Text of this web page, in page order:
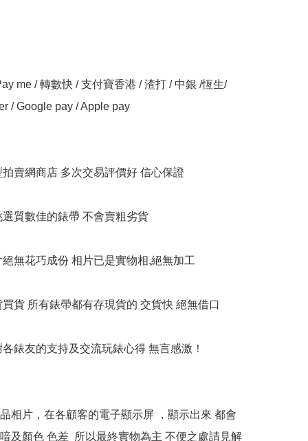
me / 轉數快 / 支付寶香港 / 渣打 / 中銀 /恆生/
/ Google pay / Apple pay
拍賣網商店 多次交易評價好 信心保證
選質數佳的錶帶 不會賣粗劣貨
無花巧成份 相片已是實物相,絕無加工
貨 所有錶帶都有存現貨的 交貨快 絕無借口
錶友的支持及交流玩錶心得 無言感激！
相片，在各顧客的電子顯示屏 ，顯示出來 都會
及顏色 色差  所以最終實物為主 不便之處請見解